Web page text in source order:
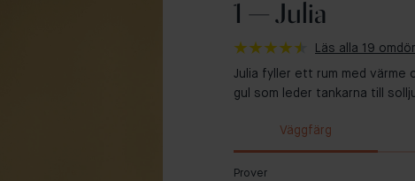
1 — Julia
Läs alla 19
Julia fyller ett rum med värme
gul som leder tankarna till
Väggfärg
Prover